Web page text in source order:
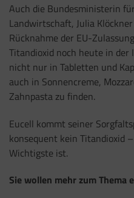
Auch die Bundesministerin
Landwirtschaft, Julia
Rücknahme der EU-
Titandioxid noch heute in
nicht nur in Tabletten und
auch in Sonnencreme,
Zahnpasta zu finden.
Eucell kommt seiner
konsequent kein Titandioxid
Wichtigste ist.
Sie wollen mehr zum Thema